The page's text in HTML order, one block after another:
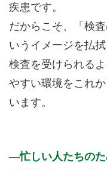
疾患です。
だからこそ、「検
いうイメージを払
検査を受けられる
やすい環境をこれ
います。
忙しい人たちの